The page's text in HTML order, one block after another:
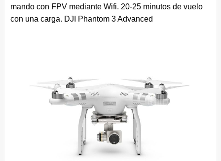
mando con FPV mediante Wifi. 20-25 minutos de vuelo
con una carga. DJI Phantom 3 Advanced